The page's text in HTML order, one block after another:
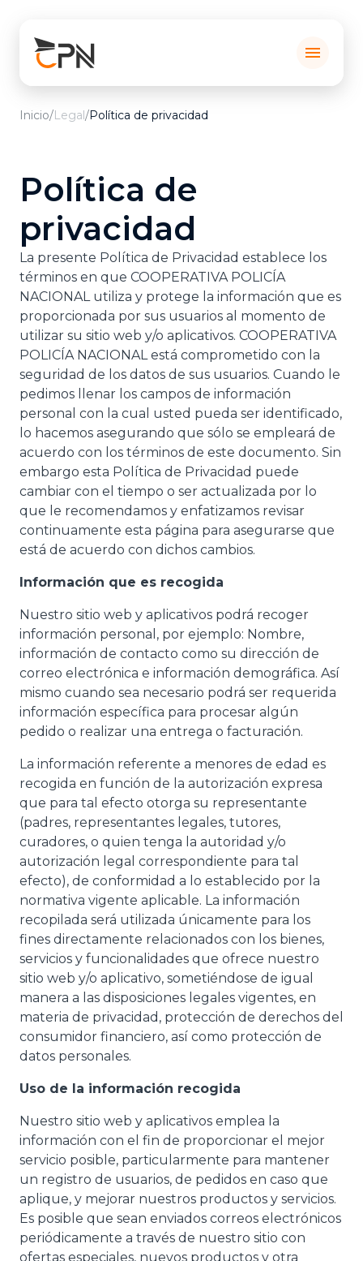
menu
Inicio/Legal/Política de privacidad
Política de
privacidad
La presente Política de Privacidad establece los
términos en que COOPERATIVA POLICÍA
NACIONAL utiliza y protege la información que es
proporcionada por sus usuarios al momento de
utilizar su sitio web y/o aplicativos. COOPERATIVA
POLICÍA NACIONAL está comprometido con la
seguridad de los datos de sus usuarios. Cuando le
pedimos llenar los campos de información
personal con la cual usted pueda ser identificado,
lo hacemos asegurando que sólo se empleará de
acuerdo con los términos de este documento. Sin
embargo esta Política de Privacidad puede
cambiar con el tiempo o ser actualizada por lo
que le recomendamos y enfatizamos revisar
continuamente esta página para asegurarse que
está de acuerdo con dichos cambios.
Información que es recogida
Nuestro sitio web y aplicativos podrá recoger
información personal, por ejemplo: Nombre,
información de contacto como su dirección de
correo electrónica e información demográfica. Así
mismo cuando sea necesario podrá ser requerida
información específica para procesar algún
pedido o realizar una entrega o facturación.
La información referente a menores de edad es
recogida en función de la autorización expresa
que para tal efecto otorga su representante
(padres, representantes legales, tutores,
curadores, o quien tenga la autoridad y/o
autorización legal correspondiente para tal
efecto), de conformidad a lo establecido por la
normativa vigente aplicable. La información
recopilada será utilizada únicamente para los
fines directamente relacionados con los bienes,
servicios y funcionalidades que ofrece nuestro
sitio web y/o aplicativo, sometiéndose de igual
manera a las disposiciones legales vigentes, en
materia de privacidad, protección de derechos del
consumidor financiero, así como protección de
datos personales.
Uso de la información recogida
Nuestro sitio web y aplicativos emplea la
información con el fin de proporcionar el mejor
servicio posible, particularmente para mantener
un registro de usuarios, de pedidos en caso que
aplique, y mejorar nuestros productos y servicios.
Es posible que sean enviados correos electrónicos
periódicamente a través de nuestro sitio con
ofertas especiales, nuevos productos y otra